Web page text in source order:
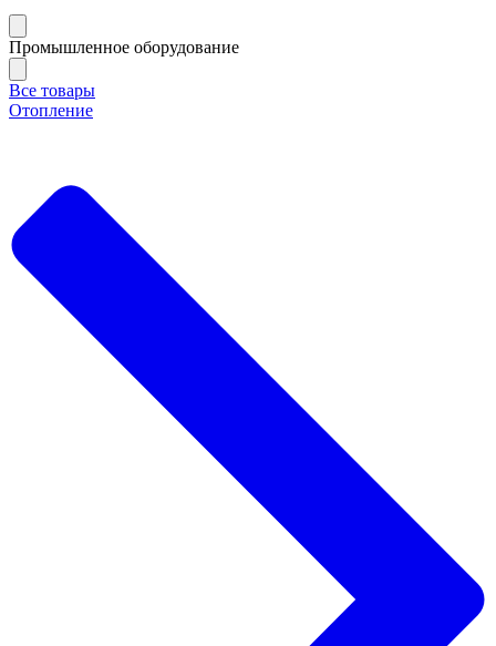
Промышленное оборудование
Все товары
Отопление